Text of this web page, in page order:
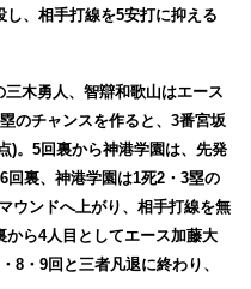
、相手打線を5安打に抑える
木勇人、智辯和歌山はエース
のチャンスを作ると、3番宮坂
)。5回裏から神港学園は、先発
回裏、神港学園は1死2・3塁の
ウンドへ上がり、相手打線を無
ら4人目としてエース加藤大
8・9回と三者凡退に終わり、